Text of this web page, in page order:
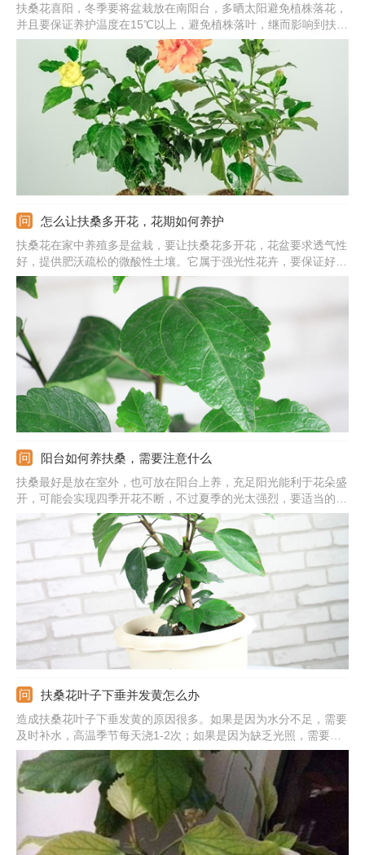
扶桑花喜阳，冬季要将盆栽放在南阳台，多晒太阳避免植株落花，
并且要保证养护温度在15℃以上，避免植株落叶，继而影响到扶桑
花以后的生长发育和开花。冬季温度低，浇水就不能太勤，最好等
土接近干透再浇水，也不要施肥，避免植株发生肥害，除非养在暖
气房，可以少量施加淡淡的肥水。
怎么让扶桑多开花，花期如何养护
扶桑花在家中养殖多是盆栽，要让扶桑花多开花，花盆要求透气性
好，提供肥沃疏松的微酸性土壤。它属于强光性花卉，要保证好光
照，生长需提供阳光充足的环境。注意好水肥管理，扶桑花喜欢生
长在湿润的环境中，给水需及时，浇水保证浇透，开花前给予充足
的养分。还需适当对植株修剪，去除掉多余的芽，适当剪除过密的
枝条。
阳台如何养扶桑，需要注意什么
扶桑最好是放在室外，也可放在阳台上养，充足阳光能利于花朵盛
开，可能会实现四季开花不断，不过夏季的光太强烈，要适当的遮
荫。它耐不住干旱，生长期保持盆土湿润，土表层发干后立即浇
水。生长期隔10-15天施次肥。温度在15到25度之间生长良好，夏
季要降温，冬季保持在8度以上。
扶桑花叶子下垂并发黄怎么办
造成扶桑花叶子下垂发黄的原因很多。如果是因为水分不足，需要
及时补水，高温季节每天浇1-2次；如果是因为缺乏光照，需要把
它放到向阳处；如果是因为缺少养分，需要在生长期和花期施肥；
如果是因为虫害，需要用蚜螨杀灭虫，并放到通风光照良好的地
方，避免虫害复发。